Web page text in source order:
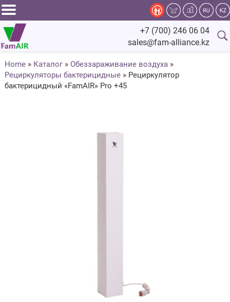
Задать
вопрос
специалисту
Главная
+7 (700) 246 06 04
sales@fam-alliance.kz
Home » Каталог » Обеззараживание воздуха »
Рециркуляторы бактерицидные »Рециркулятор
бактерицидный «FamAIR» Pro +45